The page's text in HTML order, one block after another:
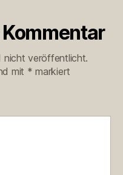
nicht veröffentlicht.
mit * markiert